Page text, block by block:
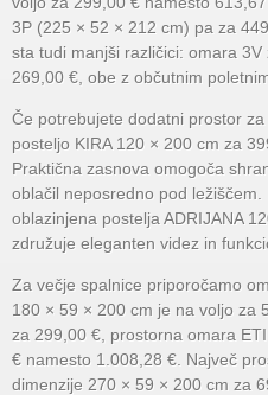
3P (225 × 52 × 212 cm) pa za
sta tudi manjši različici: omara
269,00 €, obe z občutnim
Če potrebujete dodatni prostor
posteljo KIRA 120 × 200 cm za
Praktična zasnova omogoča
oblačil neposredno pod
oblazinjena postelja ADRIJANA
združuje eleganten videz in
Za večje spalnice priporočamo
180 × 59 × 200 cm je na voljo za
za 299,00 €, prostorna omara
€ namesto 1.008,28 €. Največ
dimenzije 270 × 59 × 200 cm za